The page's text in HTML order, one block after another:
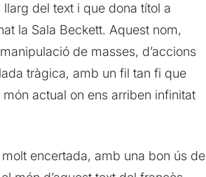
del text i que dona títol a
la Sala Beckett. Aquest nom,
de masses, d’accions
tràgica, amb un fil tan fi que
actual on ens arriben infinitat
encertada, amb una bon ús de